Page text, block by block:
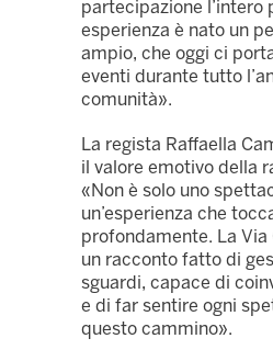
partecipazione l’intero
esperienza è nato un
ampio, che oggi ci
eventi durante tutto
comunità».
La regista Raffaella
il valore emotivo della
«Non è solo uno
un’esperienza che
profondamente. La Via
un racconto fatto di
sguardi, capace di
e di far sentire ogni
questo cammino».